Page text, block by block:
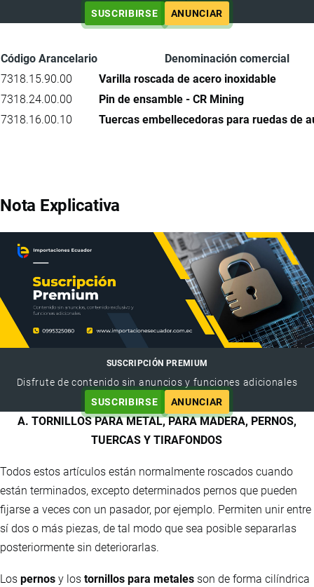
SUSCRIBIRSE
ANUNCIAR
Código Arancelario
Denominación comercial
7318.15.90.00
Varilla roscada de acero inoxidable
7318.24.00.00
Pin de ensamble - CR Mining
7318.16.00.10
Tuercas embellecedoras para ruedas de
Nota Explicativa
SUSCRIPCIÓN PREMIUM
Disfrute de contenido sin anuncios y funciones adicionales
SUSCRIBIRSE
ANUNCIAR
A. TORNILLOS PARA METAL, PARA MADERA, PERNOS,
TUERCAS Y TIRAFONDOS
Todos estos artículos están normalmente roscados cuando
están terminados, excepto determinados pernos que pueden
fijarse a veces con un pasador, por ejemplo. Permiten unir entre
sí dos o más piezas, de tal modo que sea posible separarlas
posteriormente sin deteriorarlas.
Los pernos y los tornillos para metales son de forma cilíndrica